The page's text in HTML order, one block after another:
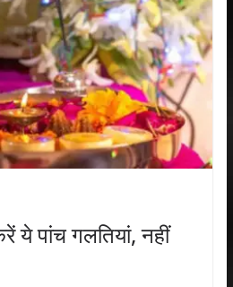
ये पांच गलतियां, नहीं